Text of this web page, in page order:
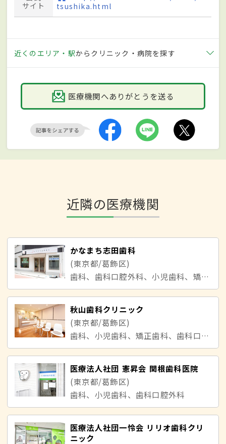
サイト
tsushika.html
近くのエリア・駅からクリニック・病院を探す
医療機関へありがとうを送る
近隣の医療機関
かなまち志田歯科
(東京都/葛飾区)
歯科、歯科口腔外科、小児歯科、矯正歯科
秋山歯科クリニック
(東京都/葛飾区)
歯科、小児歯科、矯正歯科、歯科口腔外科
医療法人社団 憲昇会 関根歯科医院
(東京都/葛飾区)
歯科、小児歯科、歯科口腔外科
医療法人社団一怜会 リリオ歯科クリ
ニック